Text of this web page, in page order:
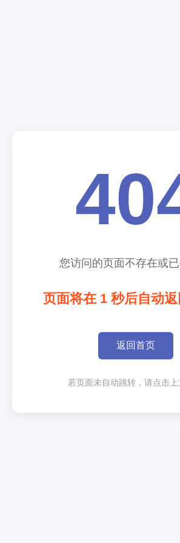
您访问的页面不存在或
页面将在 1 秒后自动
返回首页
若页面未自动跳转，请点击上